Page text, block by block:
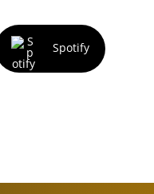
Spotify